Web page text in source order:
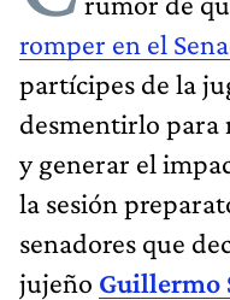
romper en el
partícipes de la
desmentirlo para
y generar el
la sesión
senadores que
jujeño Guillermo